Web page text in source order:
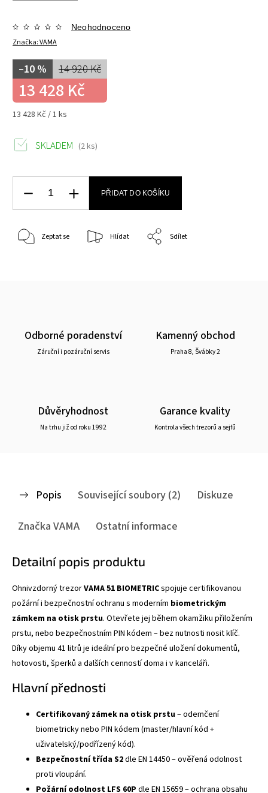
Značka:VAMA
Neohodnoceno
14 920 Kč
–10 %
13 428 Kč / 1 ks
13 428 Kč
SKLADEM (2 ks)
PŘIDAT DO KOŠÍKU
Zeptat se Hlídat Sdílet
Odborné poradenství
Záruční i pozáruční servis
Kamenný obchod
Praha 8, Švábky 2
Důvěryhodnost
Na trhu již od roku 1992
Garance kvality
Kontrola všech trezorů a sejfů
Popis Související soubory (2)
Diskuze
ZnačkaVAMA Ostatní informace
Detailní popis produktu
Ohnivzdorný trezorVAMA 51 BIOMETRICspojuje certifikovanou
požární i bezpečnostní ochranu s moderním biometrickým
zámkem na otisk prstu. Otevřete jej během okamžiku přiložením
prstu, nebo bezpečnostním PIN kódem – bez nutnosti nosit klíč.
Díky objemu 41 litrů je ideální pro bezpečné uložení dokumentů,
hotovosti, šperků a dalších cenností doma i v kanceláři.
Hlavní přednosti
Certifikovaný zámek na otisk prstu– odemčení
biometricky nebo PIN kódem (master/hlavní kód +
uživatelský/podřízený kód).
Bezpečnostní třída S2dle EN 14450 – ověřená odolnost
proti vloupání.
Požární odolnost LFS 60P dle EN 15659 – ochrana obsahu